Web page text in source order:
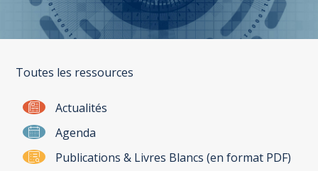
Toutes les ressources
Actualités
Agenda
Publications & Livres Blancs (en format PDF)